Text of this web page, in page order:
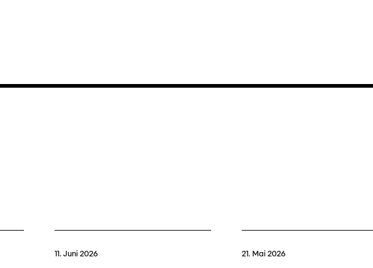
11. Juni 2026 21. Mai 2026